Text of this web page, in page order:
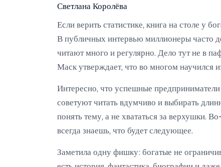
Светлана Королёва
Если верить статистике, книга на столе у
В публичных интервью миллионеры часто
читают много и регулярно. Дело тут не в
Маск утверждает, что во многом научился
Интересно, что успешные
советуют читать вдумчиво и выбирать
понять тему, а не хвататься за верхушки.
всегда знаешь, что будет следующее.
Заметила одну фишку: богатые не